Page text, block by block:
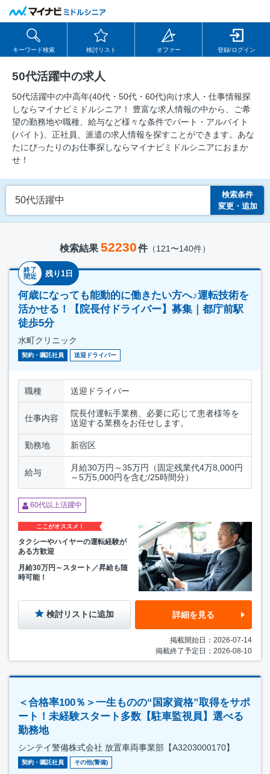
キーワード検索 検討リスト オファー 登録/ログイン
50代活躍中の求人
50代活躍中の中⾼年(40代・50代・60代)向け求⼈・仕事情報探
しならマイナビミドルシニア！ 豊富な求人情報の中から、ご希
望の勤務地や職種、給与など様々な条件でパート・アルバイト
(バイト)、正社員、派遣の求人情報を探すことができます。あな
たにぴったりのお仕事探しならマイナビミドルシニアにおまか
せ！
50代活躍中
検索条件
変更・追加
検索結果 52230件（121〜140件）
終了
間近
残り1日
何歳になっても能動的に働きたい方へ♪運転技術を
活かせる！【院長付ドライバー】募集｜都庁前駅
徒歩5分
水町クリニック
契約・嘱託社員 送迎ドライバー
職種 送迎ドライバー
仕事内容
院長付運転手業務、必要に応じて患者様等を
送迎する業務をお任せします。
勤務地 新宿区
給与
月給30万円～35万円（固定残業代4万8,000円
～5万5,000円を含む/25時間分）
60代以上活躍中
ここがオススメ！
タクシーやハイヤーの運転経験が
ある方歓迎
月給30万円～スタート／昇給も随
時可能！
検討リストに追加 詳細を見る
掲載開始日：2026-07-14
掲載終了予定日：2026-08-10
＜合格率100％＞一生ものの“国家資格”取得をサポ
ート！未経験スタート多数【駐車監視員】選べる
勤務地
シンテイ警備株式会社 放置車両事業部【A3203000170】
契約・嘱託社員 その他(警備)